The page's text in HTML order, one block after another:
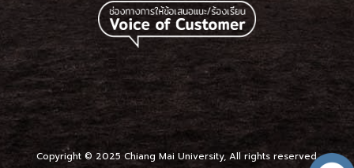
Copyright © 2025 Chiang Mai University, All rights reserved.